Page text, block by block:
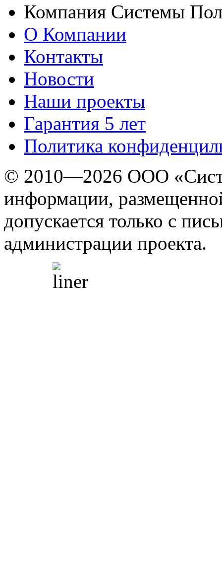
Компания Системы
О Компании
Контакты
Новости
Наши проекты
Гарантия 5 лет
Политика
© 2010—2026 ООО
информации,
допускается только с
администрации проекта.